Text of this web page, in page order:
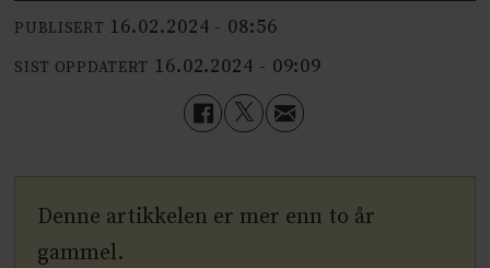
PUBLISERT 16.02.2024 - 08:56
SIST OPPDATERT 16.02.2024 - 09:09
Denne artikkelen er mer enn to år
gammel.